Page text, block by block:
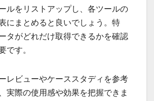
ルをリストアップし、各ツールの
にまとめると良いでしょう。特
タがどれだけ取得できるかを確認
です。
レビューやケーススタディを参考
実際の使用感や効果を把握できま